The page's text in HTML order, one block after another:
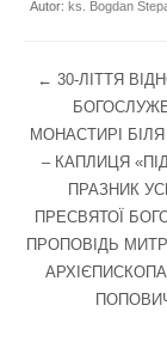
Autor: ks. Bogdan
Post navigation
← 30-ЛІТТЯ
МОНАСТИРІ
– КАПЛИЦЯ
ПРАЗНИК
ПРЕСВЯТОЇ
ПРОПОВІДЬ